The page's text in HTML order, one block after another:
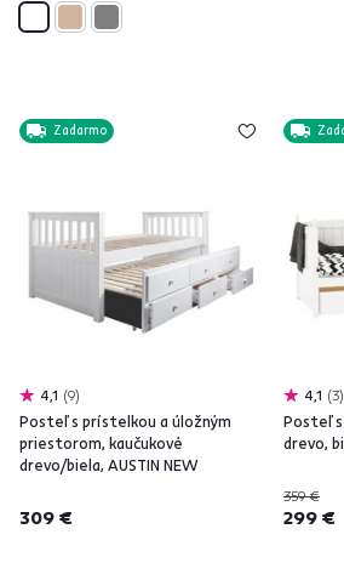
Zadarmo
4,1 9
Posteľ s prístelkou a úložným
priestorom, kaučukové
drevo/biela, AUSTIN NEW
309 €
4,1 3
Posteľ
drevo,
359 €
299 €